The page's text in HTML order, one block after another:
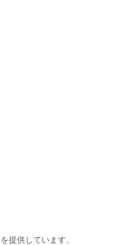
提供しています。